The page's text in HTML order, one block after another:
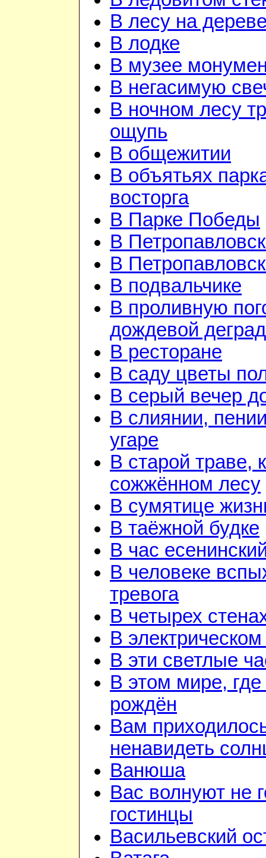
В лесу на
В лодке
В музее
В негасимую
В ночном лесу
ощупь
В общежитии
В объятьях
восторга
В Парке Победы
В
В
В подвальчике
В проливную
дождевой
В ресторане
В саду цветы
В серый вечер
В слиянии,
угаре
В старой траве,
сожжённом лесу
В сумятице
В таёжной будке
В час
В человеке
тревога
В четырех
В
В эти светлые
В этом мире,
рождён
Вам
ненавидеть
Ванюша
Вас волнуют не
гостинцы
Васильевский